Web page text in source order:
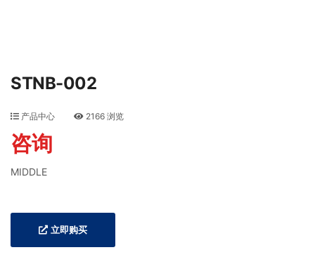
STNB-002
产品中心 2166 浏览
咨询
MIDDLE
立即购买